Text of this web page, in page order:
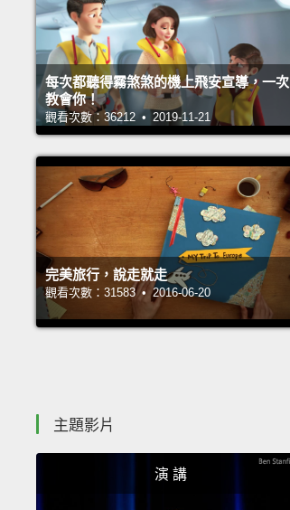
每次都聽得霧煞煞的機上飛安宣導，一次
教會你！
觀看次數：36212 • 2019-11-21
完美旅行，說走就走
觀看次數：31583 • 2016-06-20
主題影片
演 講